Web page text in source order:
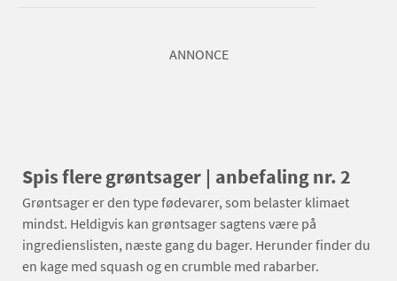
ANNONCE
Spis flere grøntsager | anbefaling nr. 2
Grøntsager er den type fødevarer, som belaster klimaet
mindst. Heldigvis kan grøntsager sagtens være på
ingredienslisten, næste gang du bager. Herunder finder du
en kage med squash og en crumble med rabarber.